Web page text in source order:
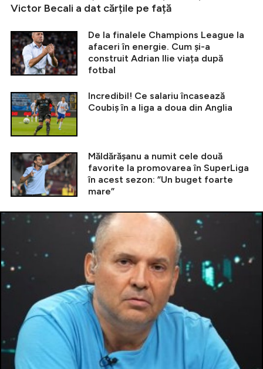
Victor Becali a dat cărțile pe față
De la finalele Champions League la
afaceri în energie. Cum și-a
construit Adrian Ilie viața după
fotbal
Incredibil! Ce salariu încasează
Coubiș în a liga a doua din Anglia
Măldărășanu a numit cele două
favorite la promovarea în SuperLiga
în acest sezon: ”Un buget foarte
mare”